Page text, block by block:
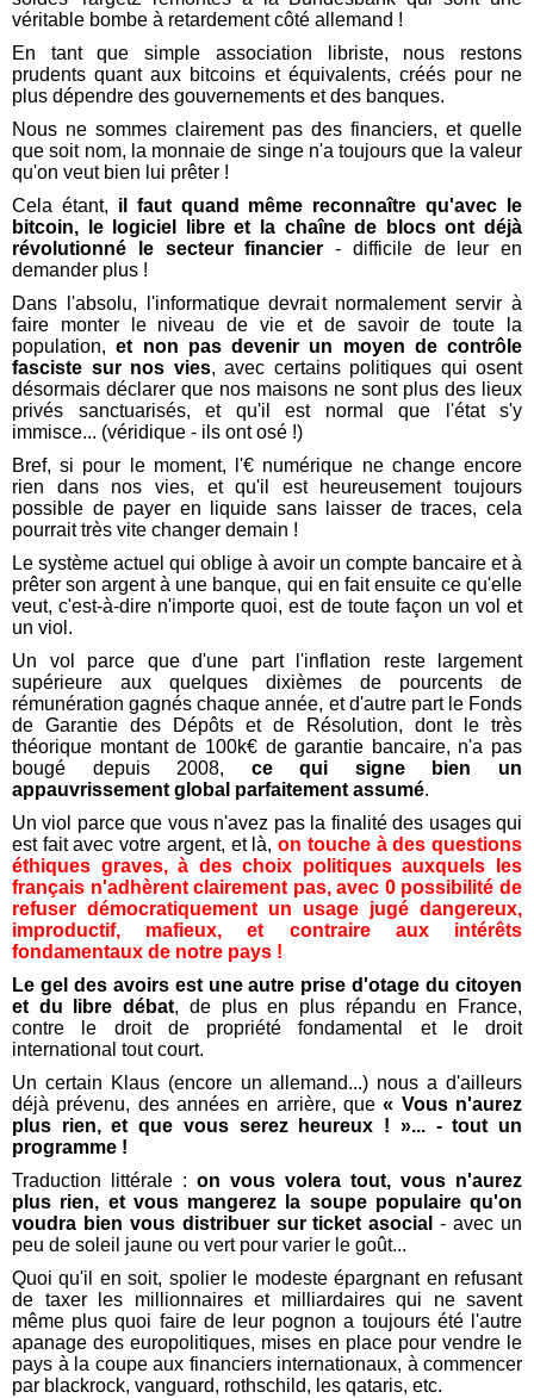
véritable bombe à retardement côté allemand !
En tant que simple association libriste, nous restons
prudents quant aux bitcoins et équivalents, créés pour ne
plus dépendre des gouvernements et des banques.
Nous ne sommes clairement pas des financiers, et quelle
que soit nom, la monnaie de singe n'a toujours que la valeur
qu'on veut bien lui prêter !
Cela étant, il faut quand même reconnaître qu'avec le
bitcoin, le logiciel libre et la chaîne de blocs ont déjà
révolutionné le secteur financier - difficile de leur en
demander plus !
Dans l'absolu, l'informatique devrait normalement servir à
faire monter le niveau de vie et de savoir de toute la
population,et non pas devenir un moyen de contrôle
fasciste sur nos vies, avec certains politiques qui osent
désormais déclarer que nos maisons ne sont plus des lieux
privés sanctuarisés, et qu'il est normal que l'état s'y
immisce... (véridique - ils ont osé !)
Bref, si pour le moment, l'€ numérique ne change encore
rien dans nos vies, et qu'il est heureusement toujours
possible de payer en liquide sans laisser de traces, cela
pourrait très vite changer demain !
Le système actuel qui oblige à avoir un compte bancaire et à
prêter son argent à une banque, qui en fait ensuite ce qu'elle
veut, c'est-à-dire n'importe quoi, est de toute façon un vol et
un viol.
Un vol parce que d'une part l'inflation reste largement
supérieure aux quelques dixièmes de pourcents de
rémunération gagnés chaque année, et d'autre part le Fonds
de Garantie des Dépôts et de Résolution, dont le très
théorique montant de 100k€ de garantie bancaire, n'a pas
bougé depuis 2008, ce qui signe bien un
appauvrissement global parfaitement assumé.
Un viol parce que vous n'avez pas la finalité des usages qui
est fait avec votre argent, et là,on touche à des questions
éthiques graves, à des choix politiques auxquels les
français n'adhèrent clairement pas, avec 0 possibilité de
refuser démocratiquement un usage jugé dangereux,
improductif, mafieux, et contraire aux intérêts
fondamentaux de notre pays !
Le gel des avoirs est une autre prise d'otage du citoyen
et du libre débat, de plus en plus répandu en France,
contre le droit de propriété fondamental et le droit
international tout court.
Un certain Klaus (encore un allemand...) nous a d'ailleurs
déjà prévenu, des années en arrière, que« Vous n'aurez
plus rien, et que vous serez heureux ! »... - tout un
programme !
Traduction littérale : on vous volera tout, vous n'aurez
plus rien, et vous mangerez la soupe populaire qu'on
voudra bien vous distribuer sur ticket asocial - avec un
peu de soleil jaune ou vert pour varier le goût...
Quoi qu'il en soit, spolier le modeste épargnant en refusant
de taxer les millionnaires et milliardaires qui ne savent
même plus quoi faire de leur pognon a toujours été l'autre
apanage des europolitiques, mises en place pour vendre le
pays à la coupe aux financiers internationaux, à commencer
par blackrock, vanguard, rothschild, les qataris, etc.